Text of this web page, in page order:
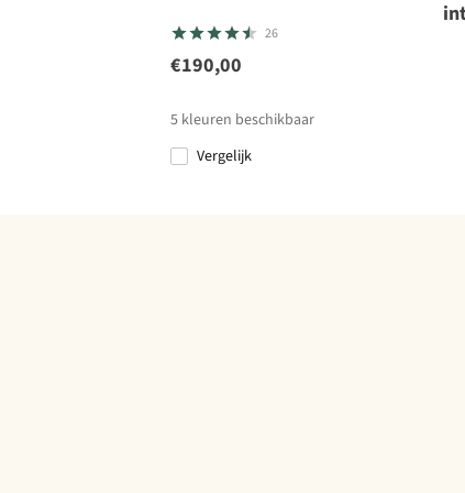
26
€190,00
5 kleuren beschikbaar
Vergelijk